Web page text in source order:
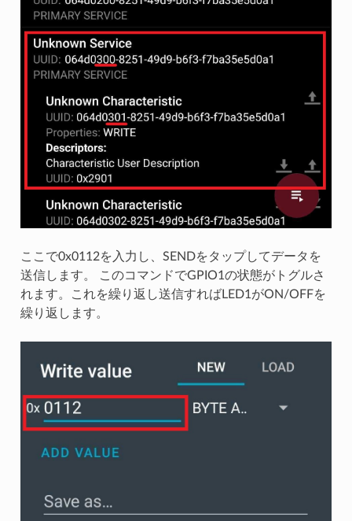
ここで0x0112を入力し、SENDをタップしてデータを
送信します。 このコマンドでGPIO1の状態がトグルさ
れます。これを繰り返し送信すればLED1がON/OFFを
繰り返します。